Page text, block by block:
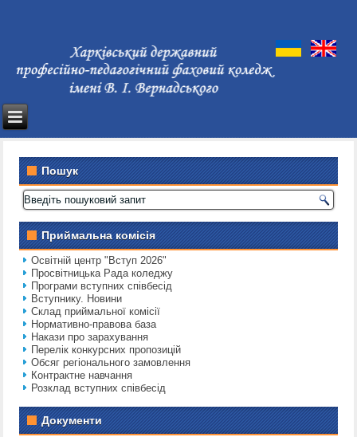
Пошук
Приймальна комісія
Освітній центр "Вступ 2026"
Просвітницька Рада коледжу
Програми вступних співбесід
Вступнику. Новини
Склад приймальної комісії
Нормативно-правова база
Накази про зарахування
Перелік конкурсних пропозицій
Обсяг регіонального замовлення
Контрактне навчання
Розклад вступних співбесід
Документи